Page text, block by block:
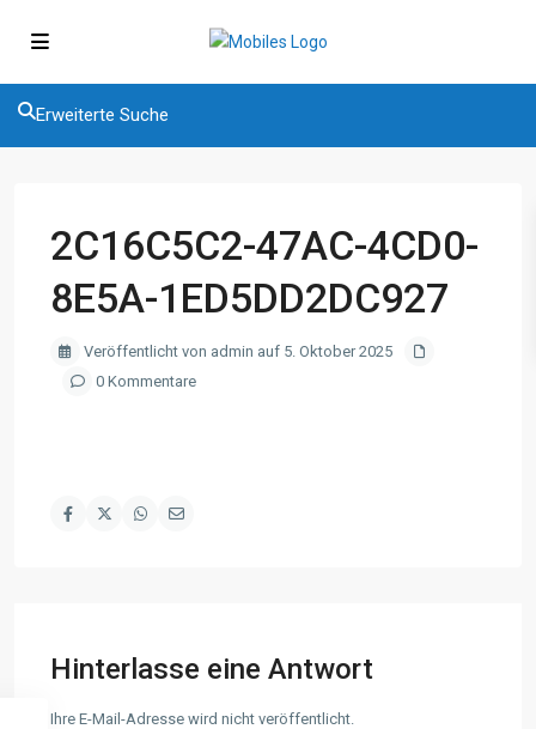
Erweiterte Suche
2C16C5C2-47AC-4CD0-
8E5A-1ED5DD2DC927
Veröffentlicht von admin auf 5. Oktober 2025
0 Kommentare
Hinterlasse eine Antwort
Ihre E-Mail-Adresse wird nicht veröffentlicht.